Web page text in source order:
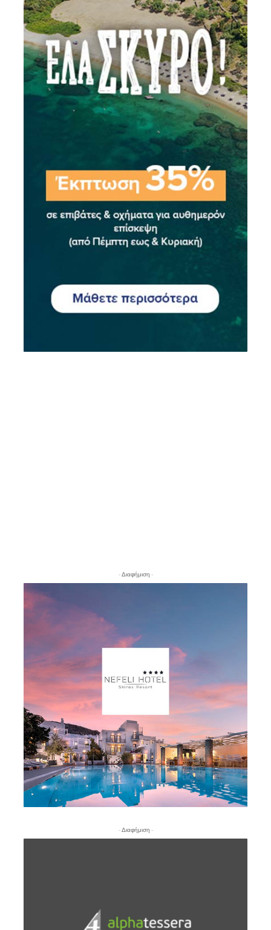
- Διαφήμιση -
- Διαφήμιση -